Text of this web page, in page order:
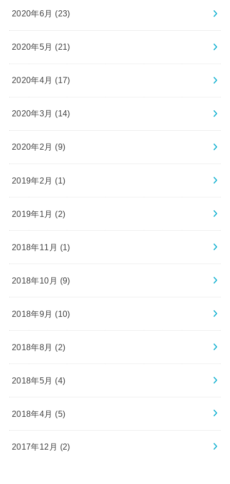
2020年6月 (23)
2020年5月 (21)
2020年4月 (17)
2020年3月 (14)
2020年2月 (9)
2019年2月 (1)
2019年1月 (2)
2018年11月 (1)
2018年10月 (9)
2018年9月 (10)
2018年8月 (2)
2018年5月 (4)
2018年4月 (5)
2017年12月 (2)